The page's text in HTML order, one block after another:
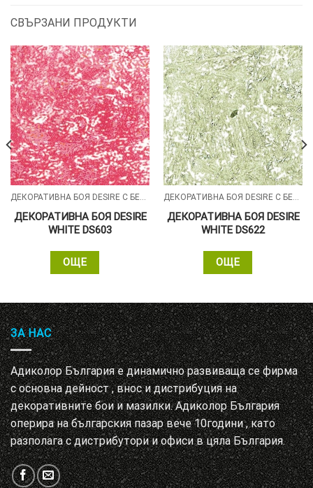
СВЪРЗАНИ ПРОДУКТИ
ДЕКОРАТИВНА БОЯ DESIRE С БЕЛИ СИЛИКОНОВИ ЧАСТИЦИ
ДЕКОРАТИВНА БОЯ DESIRE
WHITE DS603
ОЩЕ
ДЕКОРАТИВНА БОЯ DESIRE С БЕЛИ СИЛИКОНОВИ ЧАСТИЦИ
ДЕКОРАТИВНА БОЯ DESIRE
WHITE DS622
ОЩЕ
ЗА НАС
Адиколор България е динамично развиваща се фирма
с основна дейност , внос и дистрибуция на
декоративните бои и мазилки. Адиколор България
оперира на българския пазар вече 10години , като
разполага с дистрибутори и офиси в цяла България.